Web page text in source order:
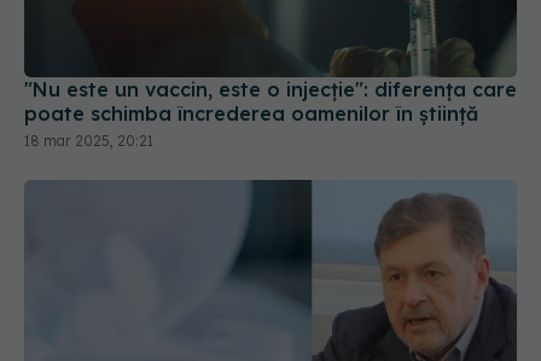
"Nu este un vaccin, este o injecție": diferența care
poate schimba încrederea oamenilor în știință
18 mar 2025, 20:21